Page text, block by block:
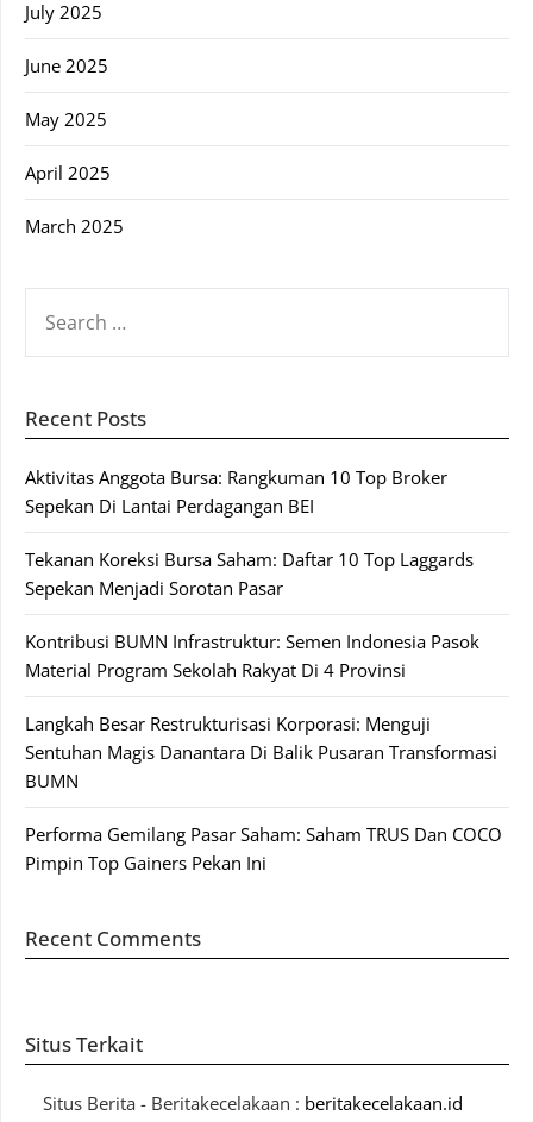
July 2025
June 2025
May 2025
April 2025
March 2025
FOR:
Recent Posts
Aktivitas Anggota Bursa: Rangkuman 10 Top Broker
Sepekan Di Lantai Perdagangan BEI
Tekanan Koreksi Bursa Saham: Daftar 10 Top Laggards
Sepekan Menjadi Sorotan Pasar
Kontribusi BUMN Infrastruktur: Semen Indonesia Pasok
Material Program Sekolah Rakyat Di 4 Provinsi
Langkah Besar Restrukturisasi Korporasi: Menguji
Sentuhan Magis Danantara Di Balik Pusaran Transformasi
BUMN
Performa Gemilang Pasar Saham: Saham TRUS Dan COCO
Pimpin Top Gainers Pekan Ini
Recent Comments
Situs Terkait
Situs Berita - Beritakecelakaan : beritakecelakaan.id